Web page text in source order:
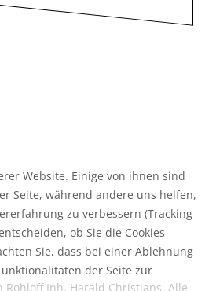
Rohloff Inh. Harald Christians. Alle
Website. Einige von ihnen sind
Seite, während andere uns helfen,
zu verbessern (Tracking
ob Sie die Cookies
Sie, dass bei einer Ablehnung
der Seite zur